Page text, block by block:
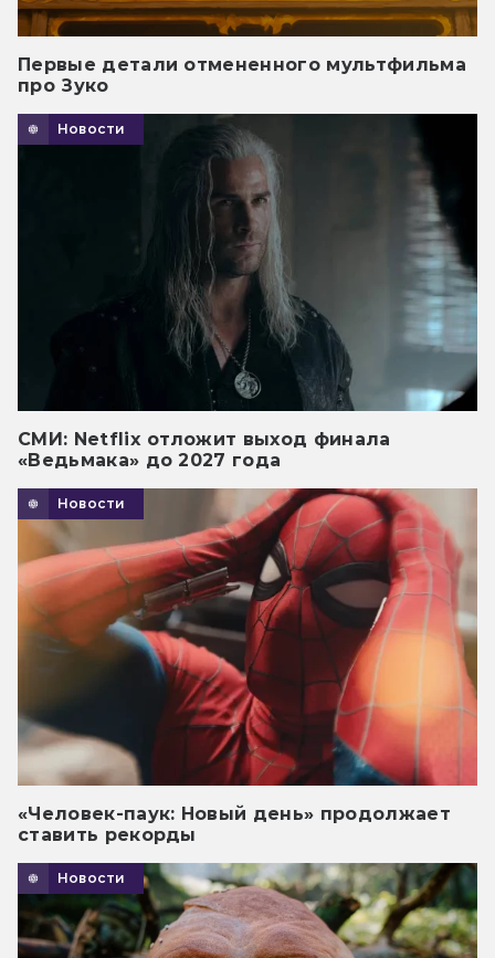
Первые детали отмененного мультфильма
про Зуко
Новости
СМИ: Netflix отложит выход финала
«Ведьмака» до 2027 года
Новости
«Человек-паук: Новый день» продолжает
ставить рекорды
Новости